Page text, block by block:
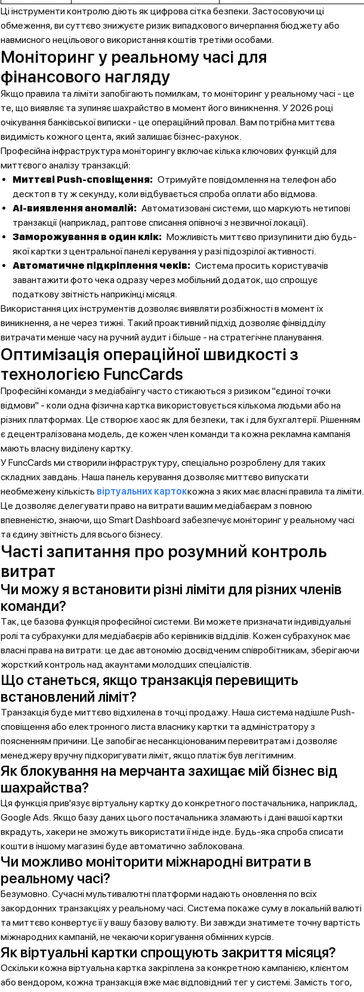
Ці інструменти контролю діють як цифрова сітка безпеки. Застосовуючи ці
обмеження, ви суттєво знижуєте ризик випадкового вичерпання бюджету або
навмисного нецільового використання коштів третіми особами.
Моніторинг у реальному часі для
фінансового нагляду
Якщо правила та ліміти запобігають помилкам, то моніторинг у реальному часі - це
те, що виявляє та зупиняє шахрайство в момент його виникнення. У 2026 році
очікування банківської виписки - це операційний провал. Вам потрібна миттєва
видимість кожного цента, який залишає бізнес-рахунок.
Професійна інфраструктура моніторингу включає кілька ключових функцій для
миттєвого аналізу транзакцій:
Миттєві Push-сповіщення: Отримуйте повідомлення на телефон або
десктоп в ту ж секунду, коли відбувається спроба оплати або відмова.
AI-виявлення аномалій: Автоматизовані системи, що маркують нетипові
транзакції (наприклад, раптове списання опівночі з незвичної локації).
Заморожування в один клік: Можливість миттєво призупинити дію будь-
якої картки з центральної панелі керування у разі підозрілої активності.
Автоматичне підкріплення чеків: Система просить користувачів
завантажити фото чека одразу через мобільний додаток, що спрощує
податкову звітність наприкінці місяця.
Використання цих інструментів дозволяє виявляти розбіжності в момент їх
виникнення, а не через тижні. Такий проактивний підхід дозволяє фінвідділу
витрачати менше часу на ручний аудит і більше - на стратегічне планування.
Оптимізація операційної швидкості з
технологією FuncCards
Професійні команди з медіабаїнгу часто стикаються з ризиком "єдиної точки
відмови" - коли одна фізична картка використовується кількома людьми або на
різних платформах. Це створює хаос як для безпеки, так і для бухгалтерії. Рішенням
є децентралізована модель, де кожен член команди та кожна рекламна кампанія
мають власну виділену картку.
У FuncCards ми створили інфраструктуру, спеціально розроблену для таких
складних завдань. Наша панель керування дозволяє миттєво випускати
необмежену кількість віртуальних картоккожна з яких має власні правила та ліміти.
Це дозволяє делегувати право на витрати вашим медіабаєрам з повною
впевненістю, знаючи, що Smart Dashboard забезпечує моніторинг у реальному часі
та єдину звітність для всього бізнесу.
Часті запитання про розумний контроль
витрат
Чи можу я встановити різні ліміти для різних членів
команди?
Так, це базова функція професійної системи. Ви можете призначати індивідуальні
ролі та субрахунки для медіабаєрів або керівників відділів. Кожен субрахунок має
власні права на витрати: це дає автономію досвідченим співробітникам, зберігаючи
жорсткий контроль над акаунтами молодших спеціалістів.
Що станеться, якщо транзакція перевищить
встановлений ліміт?
Транзакція буде миттєво відхилена в точці продажу. Наша система надішле Push-
сповіщення або електронного листа власнику картки та адміністратору з
поясненням причини. Це запобігає несанкціонованим перевитратам і дозволяє
менеджеру вручну підкоригувати ліміт, якщо платіж був легітимним.
Як блокування на мерчанта захищає мій бізнес від
шахрайства?
Ця функція прив'язує віртуальну картку до конкретного постачальника, наприклад,
Google Ads. Якщо базу даних цього постачальника зламають і дані вашої картки
вкрадуть, хакери не зможуть використати її ніде інде. Будь-яка спроба списати
кошти в іншому магазині буде автоматично заблокована.
Чи можливо моніторити міжнародні витрати в
реальному часі?
Безумовно. Сучасні мультивалютні платформи надають оновлення по всіх
закордонних транзакціях у реальному часі. Система покаже суму в локальній валюті
та миттєво конвертує її у вашу базову валюту. Ви завжди знатимете точну вартість
міжнародних кампаній, не чекаючи коригування обмінних курсів.
Як віртуальні картки спрощують закриття місяця?
Оскільки кожна віртуальна картка закріплена за конкретною кампанією, клієнтом
або вендором, кожна транзакція вже має відповідний тег у системі. Замість того,